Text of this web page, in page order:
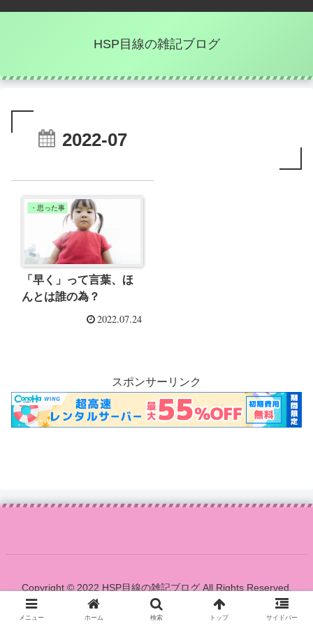
HSP目線の雑記ブログ
2022-07
・思った事
「早く」って言葉、ほ
んとは誰の為？
2022.07.24
スポンサーリンク
Copyright © 2022 HSP目線の雑記ブログ All Rights Reserved.
メニュー ホーム 検索 トップ サイドバー